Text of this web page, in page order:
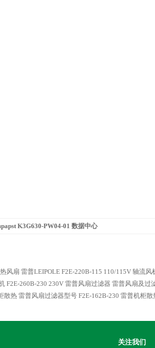
K3G630-PW04-01 数据中心
风扇 雷普LEIPOLEF2E-220B-115 110/115V 轴流风
F2E-260B-230 230V 雷普风扇过滤器 雷普风扇及过
散热 雷普风扇过滤器型号 F2E-162B-230 雷普机柜
关注我们